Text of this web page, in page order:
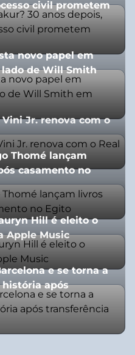
civil prometem
novo papel em
de Will Smith
Jr. renova com o
Thomé lançam
casamento no
Hill é eleito o
Apple Music
e se torna a
história após